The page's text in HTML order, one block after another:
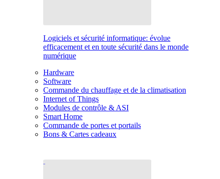
Logiciels et sécurité informatique: évolue
efficacement et en toute sécurité dans le monde
numérique
Hardware
Software
Commande du chauffage et de la climatisation
Internet of Things
Modules de contrôle & ASI
Smart Home
Commande de portes et portails
Bons & Cartes cadeaux